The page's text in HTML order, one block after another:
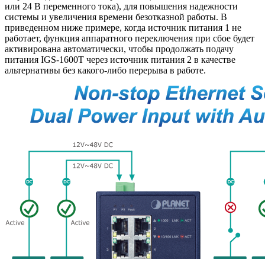
или 24 В переменного тока), для повышения надежности
системы и увеличения времени безотказной работы. В
приведенном ниже примере, когда источник питания 1 не
работает, функция аппаратного переключения при сбое будет
активирована автоматически, чтобы продолжать подачу
питания IGS-1600T через источник питания 2 в качестве
альтернативы без какого-либо перерыва в работе.